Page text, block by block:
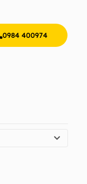
0984 400974